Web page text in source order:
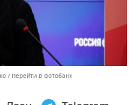
Перейти в фотобанк